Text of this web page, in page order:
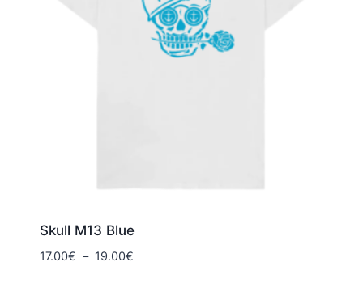
Skull M13 Blue
17.00€ – 19.00€Plage